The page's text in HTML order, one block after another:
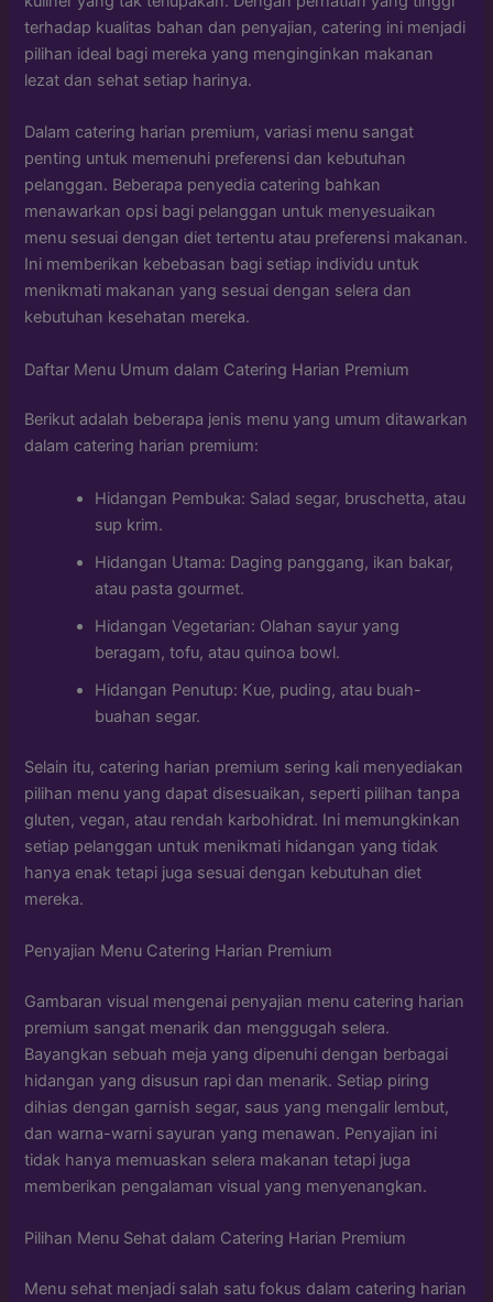
terhadap kualitas bahan dan penyajian, catering ini menjadi
pilihan ideal bagi mereka yang menginginkan makanan
lezat dan sehat setiap harinya.
Dalam catering harian premium, variasi menu sangat
penting untuk memenuhi preferensi dan kebutuhan
pelanggan. Beberapa penyedia catering bahkan
menawarkan opsi bagi pelanggan untuk menyesuaikan
menu sesuai dengan diet tertentu atau preferensi makanan.
Ini memberikan kebebasan bagi setiap individu untuk
menikmati makanan yang sesuai dengan selera dan
kebutuhan kesehatan mereka.
Daftar Menu Umum dalam Catering Harian Premium
Berikut adalah beberapa jenis menu yang umum ditawarkan
dalam catering harian premium:
Hidangan Pembuka: Salad segar, bruschetta, atau
sup krim.
Hidangan Utama: Daging panggang, ikan bakar,
atau pasta gourmet.
Hidangan Vegetarian: Olahan sayur yang
beragam, tofu, atau quinoa bowl.
Hidangan Penutup: Kue, puding, atau buah-
buahan segar.
Selain itu, catering harian premium sering kali menyediakan
pilihan menu yang dapat disesuaikan, seperti pilihan tanpa
gluten, vegan, atau rendah karbohidrat. Ini memungkinkan
setiap pelanggan untuk menikmati hidangan yang tidak
hanya enak tetapi juga sesuai dengan kebutuhan diet
mereka.
Penyajian Menu Catering Harian Premium
Gambaran visual mengenai penyajian menu catering harian
premium sangat menarik dan menggugah selera.
Bayangkan sebuah meja yang dipenuhi dengan berbagai
hidangan yang disusun rapi dan menarik. Setiap piring
dihias dengan garnish segar, saus yang mengalir lembut,
dan warna-warni sayuran yang menawan. Penyajian ini
tidak hanya memuaskan selera makanan tetapi juga
memberikan pengalaman visual yang menyenangkan.
Pilihan Menu Sehat dalam Catering Harian Premium
Menu sehat menjadi salah satu fokus dalam catering harian